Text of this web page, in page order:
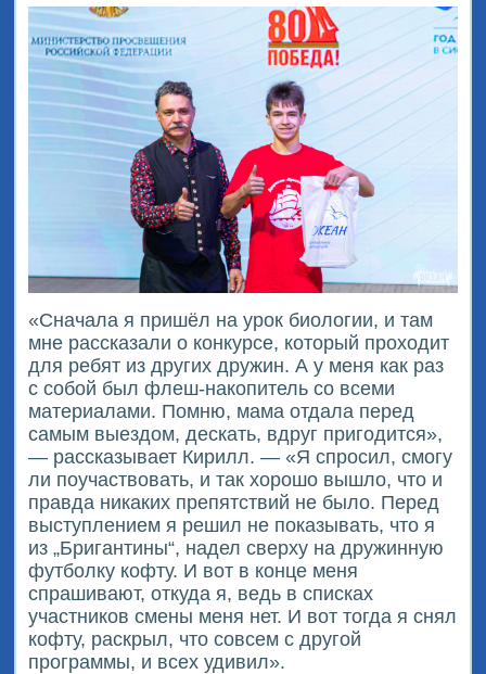
«Сначала я пришёл на урок биологии, и там
мне рассказали о конкурсе, который проходит
для ребят из других дружин. А у меня как раз
с собой был флеш-накопитель со всеми
материалами. Помню, мама отдала перед
самым выездом, дескать, вдруг пригодится»,
— рассказывает Кирилл. — «Я спросил, смогу
ли поучаствовать, и так хорошо вышло, что и
правда никаких препятствий не было. Перед
выступлением я решил не показывать, что я
из „Бригантины“, надел сверху на дружинную
футболку кофту. И вот в конце меня
спрашивают, откуда я, ведь в списках
участников смены меня нет. И вот тогда я снял
кофту, раскрыл, что совсем с другой
программы, и всех удивил».